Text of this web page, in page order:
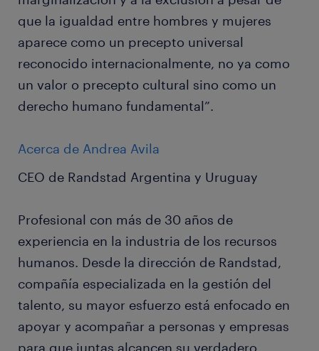
que la igualdad entre hombres y mujeres
aparece como un precepto universal
reconocido internacionalmente, no ya como
un valor o precepto cultural sino como un
derecho humano fundamental”.
Acerca de Andrea Avila
CEO de Randstad Argentina y Uruguay
Profesional con más de 30 años de
experiencia en la industria de los recursos
humanos. Desde la dirección de Randstad,
compañía especializada en la gestión del
talento, su mayor esfuerzo está enfocado en
apoyar y acompañar a personas y empresas
para que juntas alcancen su verdadero